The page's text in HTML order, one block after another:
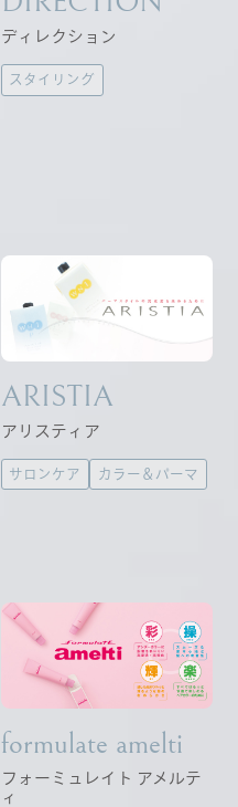
ディレクション
スタイリング
ARISTIA
アリスティア
サロンケア カラー＆パーマ
formulate amelti
フォーミュレイト アメルテ
ィ